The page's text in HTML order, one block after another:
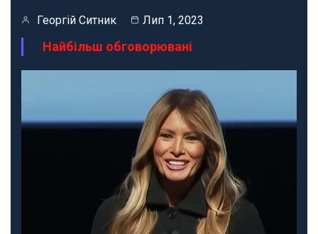
Георгій Ситник Лип 1, 2023
Найбільш обговорювані